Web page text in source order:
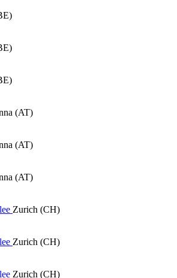
(AT)
(AT)
(AT)
Zurich (CH)
Zurich (CH)
Zurich (CH)